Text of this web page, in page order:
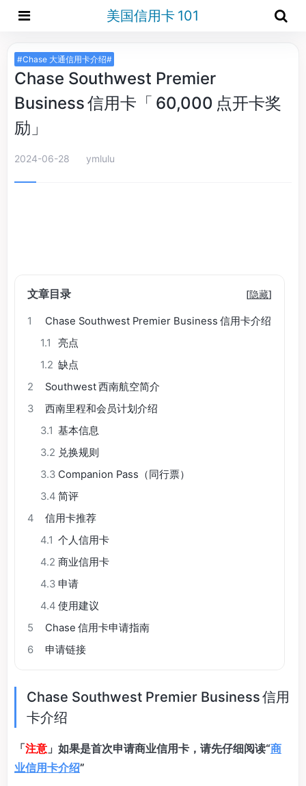
美国信用卡 101
#Chase 大通信用卡介绍#
Chase Southwest Premier
Business 信用卡「 60,000 点开卡奖
励」
2024-06-28 ymlulu
文章目录 [隐藏]
1
Chase Southwest Premier Business 信用卡介绍
1.1
亮点
1.2 缺点
2
Southwest 西南航空简介
3
西南里程和会员计划介绍
3.1 基本信息
3.2 兑换规则
3.3 Companion Pass（同行票）
3.4 简评
4
信用卡推荐
4.1 个人信用卡
4.2 商业信用卡
4.3 申请
4.4 使用建议
5
Chase 信用卡申请指南
6
申请链接
Chase Southwest Premier Business 信用
卡介绍
「注意 」如果是首次申请商业信用卡，请先仔细阅读“商
业信用卡介绍”